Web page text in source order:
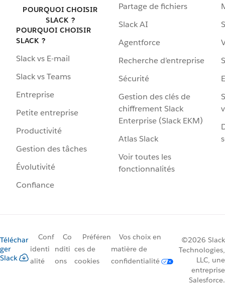
POURQUOI CHOISIR
SLACK ?
POURQUOI CHOISIR
SLACK ?
Slack vs E-mail
Slack vs Teams
Entreprise
Petite entreprise
Productivité
Gestion des tâches
Évolutivité
Confiance
Partage de fichiers
Slack AI
Agentforce
Recherche d’entreprise
Sécurité
Gestion des clés de
chiffrement Slack
Enterprise (Slack EKM)
Atlas Slack
Voir toutes les
fonctionnalités
Téléchar
ger
Slack
Conf
identi
alité
Co
nditi
ons
Préféren
ces de
cookies
Vos choix en
matière de
confidentialité
©2026 Slack
Technologies,
LLC, une
entreprise
Salesforce.